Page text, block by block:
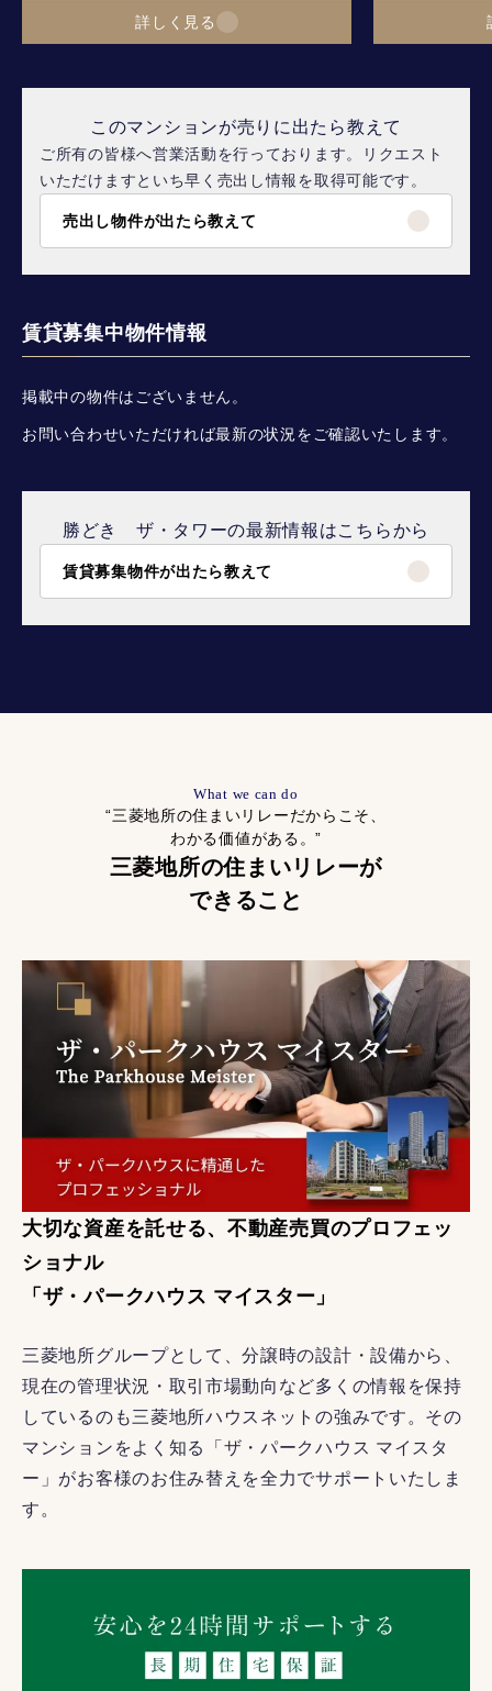
詳しく見る
このマンションが売りに出たら教えて
ご所有の皆様へ営業活動を行っております。リクエスト
いただけますといち早く売出し情報を取得可能です。
売出し物件が出たら教えて
賃貸募集中物件情報
掲載中の物件はございません。
お問い合わせいただければ最新の状況をご確認いたします。
勝どき ザ・タワーの最新情報はこちらから
賃貸募集物件が出たら教えて
What we can do
“三菱地所の住まいリレーだからこそ、
わかる価値がある。”
三菱地所の住まいリレーが
できること
大切な資産を託せる、不動産売買のプロフェッ
ショナル
「ザ・パークハウス マイスター」
三菱地所グループとして、分譲時の設計・設備から、
現在の管理状況・取引市場動向など多くの情報を保持
しているのも三菱地所ハウスネットの強みです。その
マンションをよく知る「ザ・パークハウス マイスタ
ー」がお客様のお住み替えを全力でサポートいたしま
す。